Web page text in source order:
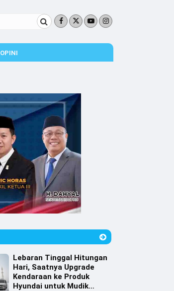
OPINI
Lebaran Tinggal Hitungan
Hari, Saatnya Upgrade
Kendaraan ke Produk
Hyundai untuk Mudik